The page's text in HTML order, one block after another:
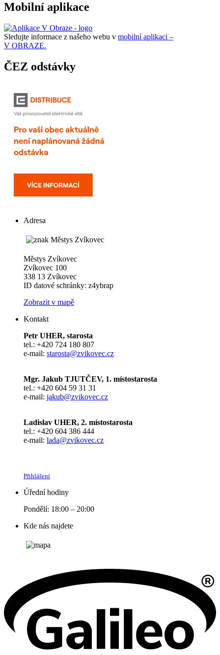
Mobilní aplikace
Sledujte informace z našeho webu v mobilní aplikaci –
V OBRAZE.
ČEZ odstávky
Adresa
Městys Zvíkovec
Zvíkovec 100
338 13 Zvíkovec
ID datové schránky: z4ybrap
Zobrazit v mapě
Kontakt
Petr UHER, starosta
tel.: +420 724 180 807
e-mail: starosta@zvikovec.cz
Mgr. Jakub TJUTČEV, 1. místostarosta
tel.: +420 604 59 31 31
e-mail: jakub@zvikovec.cz
Ladislav UHER, 2. místostarosta
tel.: +420 604 386 444
e-mail: lada@zvikovec.cz
Přihlášení
Úřední hodiny
Pondělí: 18:00 – 20:00
Kde nás najdete